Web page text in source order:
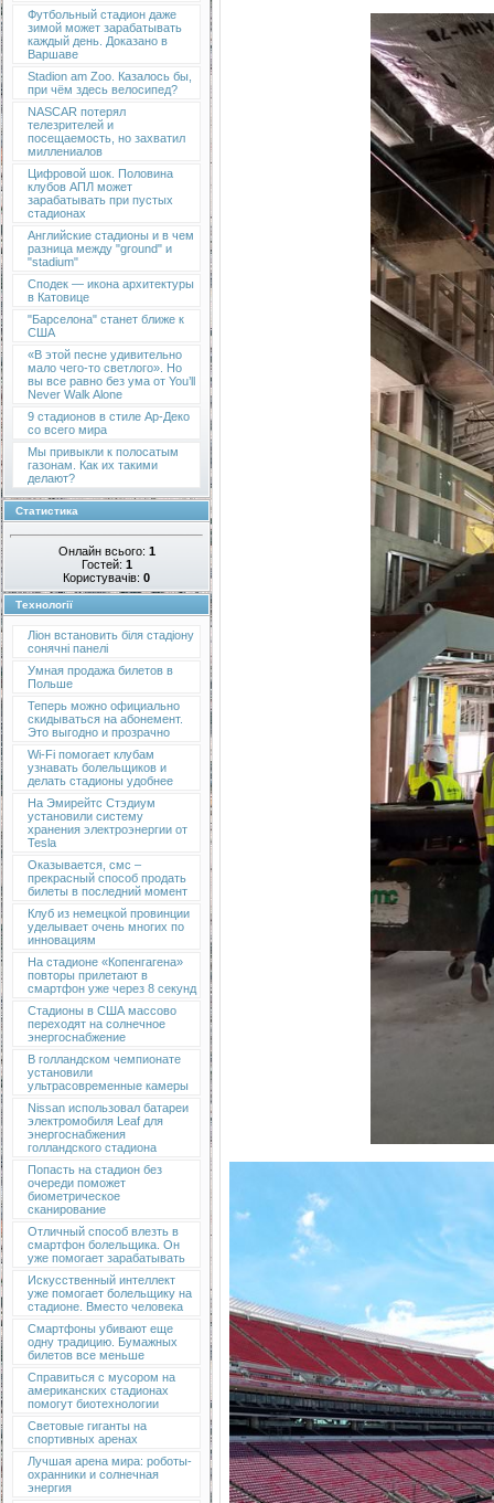
Футбольный стадион даже
зимой может зарабатывать
каждый день. Доказано в
Варшаве
Stadion am Zoo. Казалось бы,
при чём здесь велосипед?
NASCAR потерял
телезрителей и
посещаемость, но захватил
миллениалов
Цифровой шок. Половина
клубов АПЛ может
зарабатывать при пустых
стадионах
Английские стадионы и в чем
разница между "ground" и
"stadium"
Сподек — икона архитектуры
в Катовице
"Барселона" станет ближе к
США
«В этой песне удивительно
мало чего-то светлого». Но
вы все равно без ума от You’ll
Never Walk Alone
9 стадионов в стиле Ар-Деко
со всего мира
Мы привыкли к полосатым
газонам. Как их такими
делают?
Статистика
Онлайн всього: 1
Гостей: 1
Користувачів: 0
Технології
Ліон встановить біля стадіону
сонячні панелі
Умная продажа билетов в
Польше
Теперь можно официально
скидываться на абонемент.
Это выгодно и прозрачно
Wi-Fi помогает клубам
узнавать болельщиков и
делать стадионы удобнее
На Эмирейтс Стэдиум
установили систему
хранения электроэнергии от
Tesla
Оказывается, смс –
прекрасный способ продать
билеты в последний момент
Клуб из немецкой провинции
уделывает очень многих по
инновациям
На стадионе «Копенгагена»
повторы прилетают в
смартфон уже через 8 секунд
Стадионы в США массово
переходят на солнечное
энергоснабжение
В голландском чемпионате
установили
ультрасовременные камеры
Nissan использовал батареи
электромобиля Leaf для
энергоснабжения
голландского стадиона
Попасть на стадион без
очереди поможет
биометрическое
сканирование
Отличный способ влезть в
смартфон болельщика. Он
уже помогает зарабатывать
Искусственный интеллект
уже помогает болельщику на
стадионе. Вместо человека
Смартфоны убивают еще
одну традицию. Бумажных
билетов все меньше
Справиться с мусором на
американских стадионах
помогут биотехнологии
Световые гиганты на
спортивных аренах
Лучшая арена мира: роботы-
охранники и солнечная
энергия